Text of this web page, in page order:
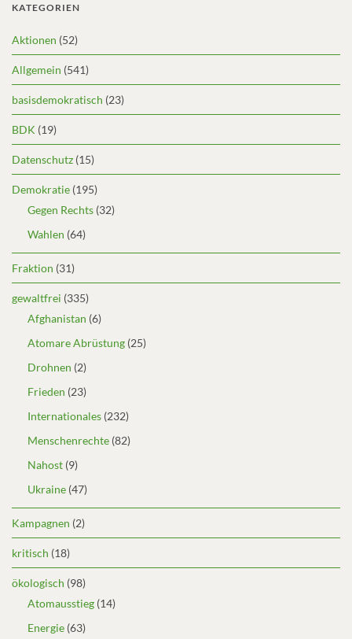
KATEGORIEN
Aktionen (52)
Allgemein (541)
basisdemokratisch (23)
BDK (19)
Datenschutz (15)
Demokratie (195)
Gegen Rechts (32)
Wahlen (64)
Fraktion (31)
gewaltfrei (335)
Afghanistan (6)
Atomare Abrüstung (25)
Drohnen (2)
Frieden (23)
Internationales (232)
Menschenrechte (82)
Nahost (9)
Ukraine (47)
Kampagnen (2)
kritisch (18)
ökologisch (98)
Atomausstieg (14)
Energie (63)